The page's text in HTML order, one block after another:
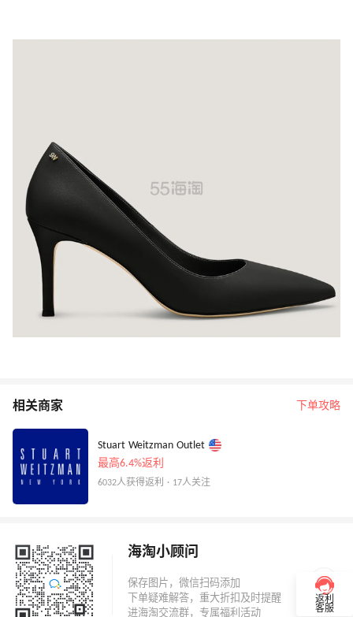
相关商家 下单攻略
Stuart Weitzman Outlet
最高6.4%返利
6032人获得返利 · 17人关注
海淘小顾问
返利
客服